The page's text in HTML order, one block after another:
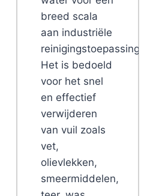
breed scala
aan industriële
reinigingstoepassingen.
Het is bedoeld
voor het snel
en effectief
verwijderen
van vuil zoals
vet,
olievlekken,
smeermiddelen,